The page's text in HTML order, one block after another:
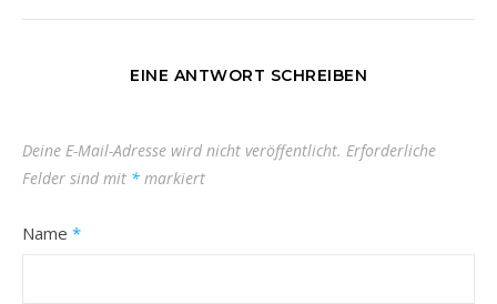
EINE ANTWORT SCHREIBEN
Deine E-Mail-Adresse wird nicht veröffentlicht. Erforderliche
Felder sind mit * markiert
Name *